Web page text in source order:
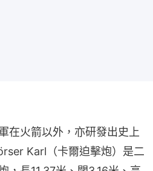
在火箭以外，亦研發出史上
Karl（卡爾迫擊炮）是二